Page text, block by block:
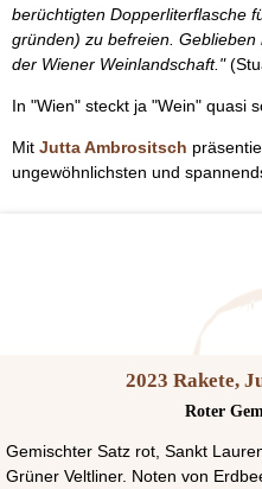
berüchtigten Dopperliterflasche
gründen) zu befreien.
der Wiener Weinlandschaft."
In "Wien" steckt ja "Wein" quasi
Mit Jutta Ambrositsch
ungewöhnlichsten und
2023 Rakete,
Roter
Gemischter Satz rot, Sankt
Grüner Veltliner. Noten von